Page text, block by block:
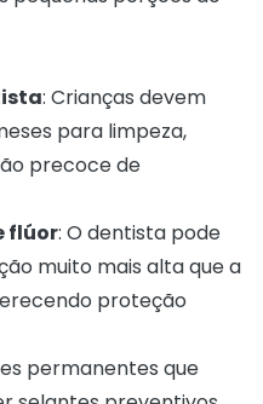
: Crianças devem
para limpeza,
precoce de
flúor: O dentista pode
muito mais alta que a
proteção
permanentes que